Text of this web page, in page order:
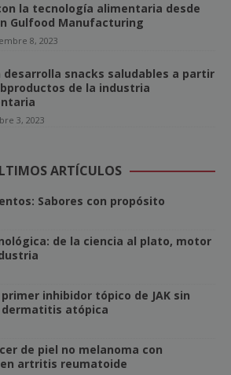
la tecnología alimentaria desde
Gulfood Manufacturing
8, 2023
desarrolla snacks saludables a partir
de la industria
3, 2023
ARTÍCULOS
Sabores con propósito
de la ciencia al plato, motor
inhibidor tópico de JAK sin
atópica
de piel no melanoma con
en artritis reumatoide